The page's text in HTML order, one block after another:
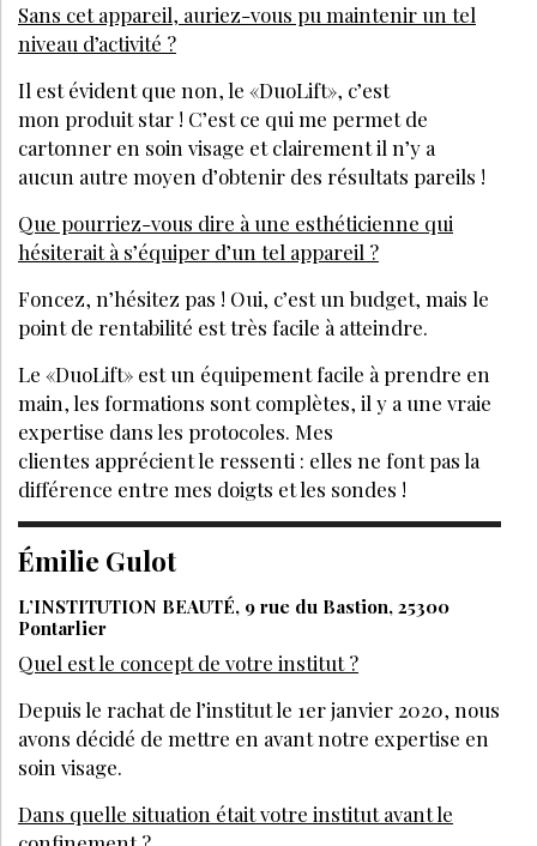
Sans cet appareil, auriez-vous pu maintenir un tel
niveau d’activité ?
Il est évident que non, le «DuoLift», c’est
mon produit star ! C’est ce qui me permet de
cartonner en soin visage et clairement il n’y a
aucun autre moyen d’obtenir des résultats pareils !
Que pourriez-vous dire à une esthéticienne qui
hésiterait à s’équiper d’un tel appareil ?
Foncez, n’hésitez pas ! Oui, c’est un budget, mais le
point de rentabilité est très facile à atteindre.
Le «DuoLift» est un équipement facile à prendre en
main, les formations sont complètes, il y a une vraie
expertise dans les protocoles. Mes
clientes apprécient le ressenti : elles ne font pas la
différence entre mes doigts et les sondes !
Émilie Gulot
L’INSTITUTION BEAUTÉ, 9 rue du Bastion, 25300
Pontarlier
Quel est le concept de votre institut ?
Depuis le rachat de l’institut le 1er janvier 2020, nous
avons décidé de mettre en avant notre expertise en
soin visage.
Dans quelle situation était votre institut avant le